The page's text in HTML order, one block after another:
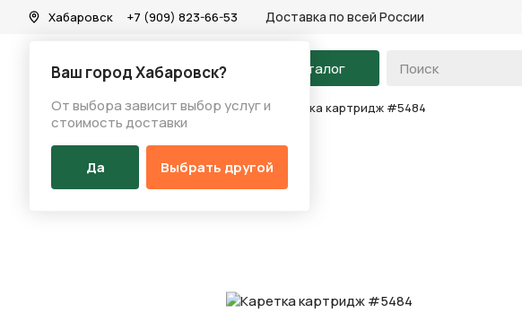
Хабаровск
Ваш город Хабаровск?
От выбора зависит выбор услуг и
стоимость доставки
Да Выбрать другой
+7 (909) 823-66-53 Доставка по всей России
На главную Каталог
Каталог/Запчасти/Каретка/Каретки/ Каретка картридж #5484